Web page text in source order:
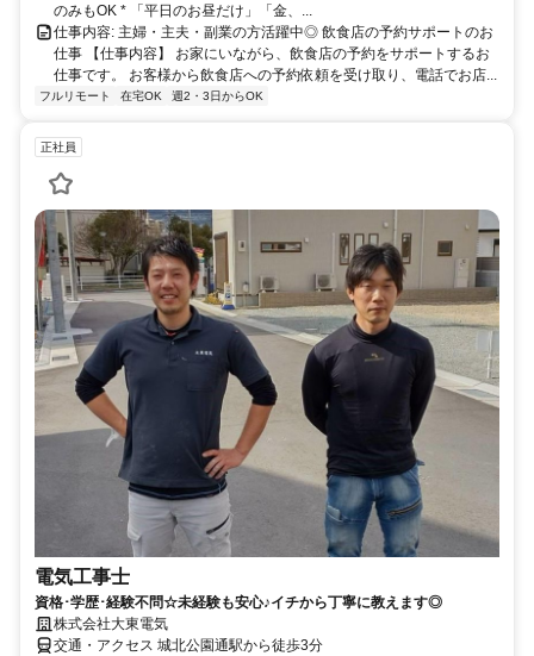
のみもOK * 「平日のお昼だけ」「金、...
仕事内容: 主婦・主夫・副業の方活躍中◎ 飲食店の予約サポートのお
仕事 【仕事内容】 お家にいながら、飲食店の予約をサポートするお
仕事です。 お客様から飲食店への予約依頼を受け取り、電話でお店...
フルリモート 在宅OK 週2・3日からOK
正社員
電気工事士
資格･学歴･経験不問☆未経験も安心♪イチから丁寧に教えます◎
株式会社大東電気
交通・アクセス 城北公園通駅から徒歩3分